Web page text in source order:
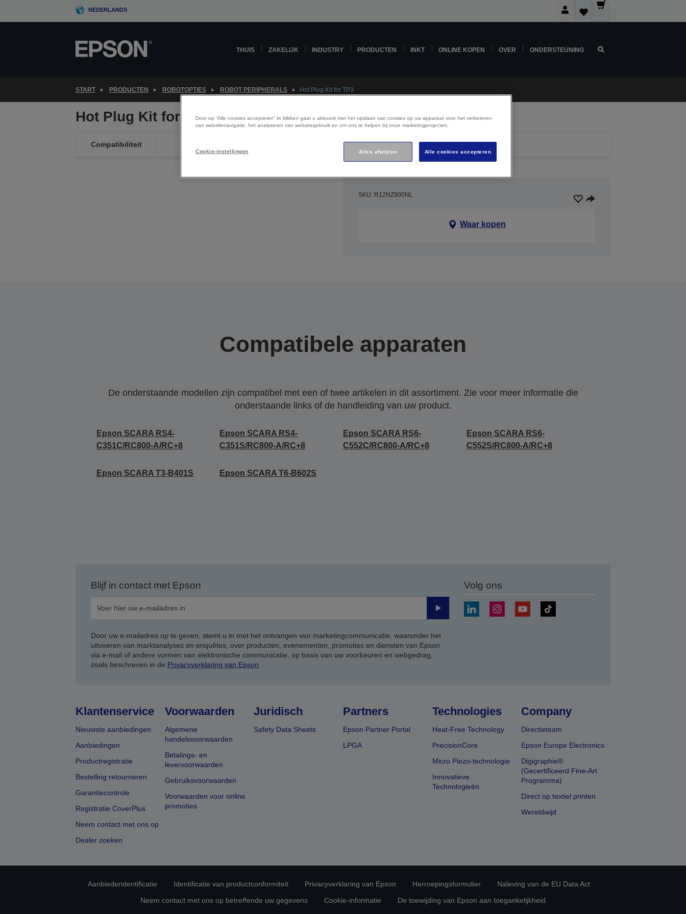
NEDERLANDS
THUIS ZAKELIJK INDUSTRY PRODUCTEN INKT ONLINE KOPEN OVER ONDERSTEUNING
START PRODUCTEN ROBOTOPTIES ROBOT PERIPHERALS Hot Plug Kit for TP3
Hot Plug Kit for TP3
Compatibiliteit
SKU: R12NZ900NL
Waar kopen
Compatibele apparaten
De onderstaande modellen zijn compatibel met een of twee artikelen in dit assortiment. Zie voor meer informatie die
onderstaande links of de handleiding van uw product.
Epson SCARA RS4-
C351C/RC800-A/RC+8
Epson SCARA RS4-
C351S/RC800-A/RC+8
Epson SCARA RS6-
C552C/RC800-A/RC+8
Epson SCARA RS6-
C552S/RC800-A/RC+8
Epson SCARA T3-B401S Epson SCARA T6-B602S
Blijf in contact met Epson
Verzenden
Door uw e-mailadres op te geven, stemt u in met het ontvangen van marketingcommunicatie, waaronder het
uitvoeren van marktanalyses en enquêtes, over producten, evenementen, promoties en diensten van Epson
via e-mail of andere vormen van elektronische communicatie, op basis van uw voorkeuren en webgedrag,
zoals beschreven in de Privacyverklaring van Epson
Volg ons
Klantenservice
Nieuwste aanbiedingen
Aanbiedingen
Productregistratie
Bestelling retourneren
Garantiecontrole
Registratie CoverPlus
Neem contact met ons op
Dealer zoeken
Voorwaarden
Algemene
handelsvoorwaarden
Betalings- en
levervoorwaarden
Gebruiksvoorwaarden
Voorwaarden voor online
promoties
Juridisch
Safety Data Sheets
Partners
Epson Partner Portal
LPGA
Technologies
Heat-Free Technology
PrecisionCore
Micro Piezo-technologie
Innovatieve
Technologieën
Company
Directieteam
Epson Europe Electronics
Digigraphie®
(Gecertificeerd Fine-Art
Programma)
Direct op textiel printen
Wereldwijd
Aanbiederidentificatie Identificatie van productconformiteit Privacyverklaring van Epson Herroepingsformulier
Naleving van de EU Data Act
Neem contact met ons op betreffende uw gegevens
Cookie-informatie De toewijding van Epson aan toegankelijkheid
Door op “Alle cookies accepteren” te klikken gaat u akkoord met het opslaan van cookies op uw apparaat voor het verbeteren
van websitenavigatie, het analyseren van websitegebruik en om ons te helpen bij onze marketingprojecten.
Alles afwijzen Alle cookies accepteren
Cookie-instellingen